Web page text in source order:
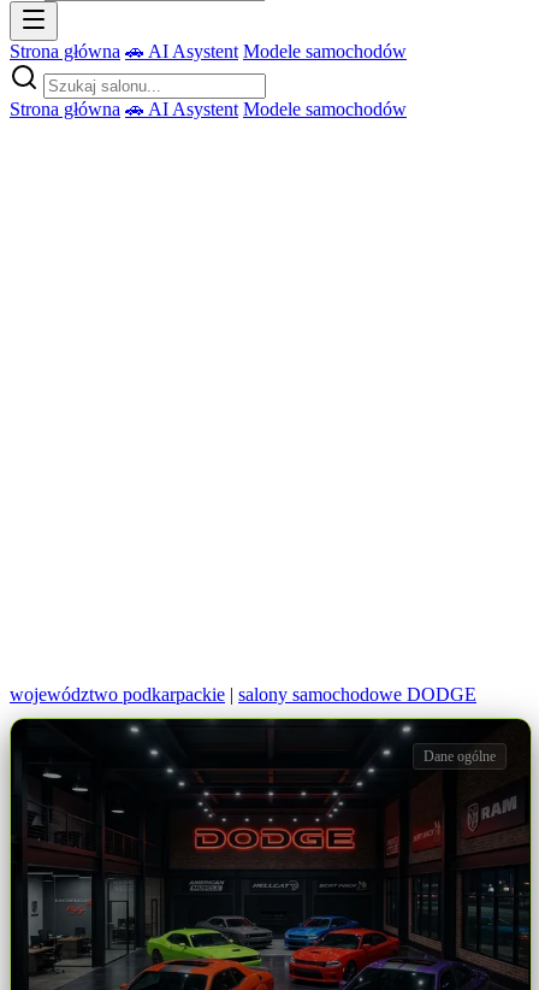
Strona główna 🚗 AI Asystent Modele samochodów
Strona główna 🚗 AI Asystent Modele samochodów
województwo podkarpackie | salony samochodowe DODGE
Dane ogólne